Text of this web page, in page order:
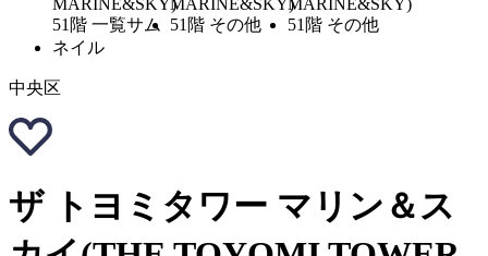
中央区
ザ トヨミタワー マリン＆ス